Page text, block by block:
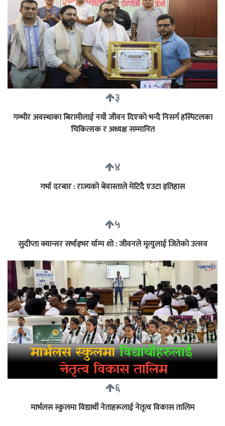
३
गम्भीर अवस्थाका बिरामीलाई नयाँ जीवन दिएको भन्दै निसर्ग हस्पिटलका
चिकित्सक र अध्यक्ष सम्मानित
४
गर्भा दरबार : राज्यको बेवास्ताले मेटिदै एउटा इतिहास
५
सुदीप्ता क्यान्सर सर्भाइभर र्याम्प शो : जीवनले मृत्युलाई जितेको उत्सव
६
मार्भलस स्कुलमा विद्यार्थी नेताहरूलाई नेतृत्व विकास तालिम